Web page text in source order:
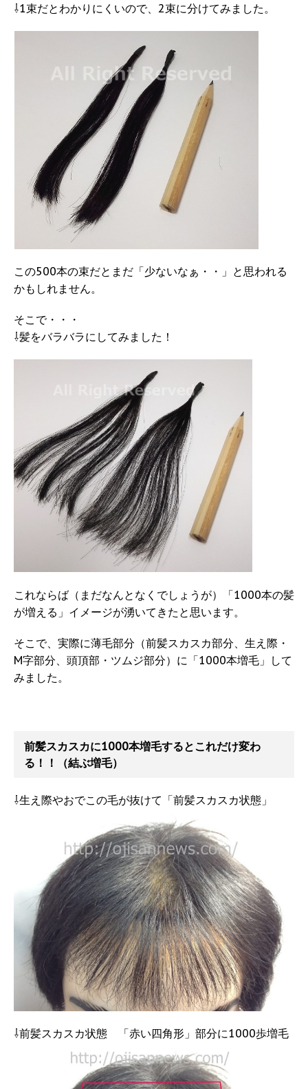
⇩1束だとわかりにくいので、2束に分けてみました。
この500本の束だとまだ「少ないなぁ・・」と思われる
かもしれません。
そこで・・・
⇩髪をバラバラにしてみました！
これならば（まだなんとなくでしょうが）「1000本の髪
が増える」イメージが湧いてきたと思います。
そこで、実際に薄毛部分（前髪スカスカ部分、生え際・
M字部分、頭頂部・ツムジ部分）に「1000本増毛」して
みました。
前髪スカスカに1000本増毛するとこれだけ変わ
る！！（結ぶ増毛）
⇩生え際やおでこの毛が抜けて「前髪スカスカ状態」
⇩前髪スカスカ状態 「赤い四角形」部分に1000歩増毛